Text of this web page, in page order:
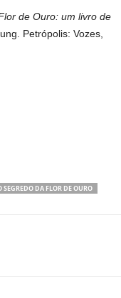
de Ouro: um livro de
Petrópolis: Vozes,
SEGREDO DA FLOR DE OURO